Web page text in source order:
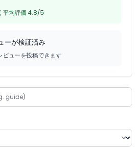
ジのゴーストツアー
リート博物館
カバリー・センター ニュージャージー
・シーポート博物館
動物園
・フォー・メディア
ト・ビルによる『殺人事件を解決』
ボートライド
平均評価 4.8/5
ーが検証済み
ビューを投稿できます